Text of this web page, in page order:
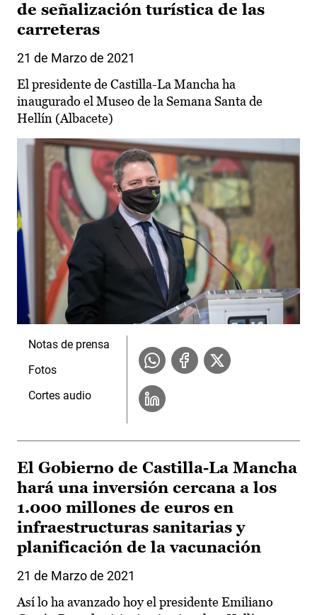
de señalización turística de las
carreteras
21 de Marzo de 2021
El presidente de Castilla-La Mancha ha
inaugurado el Museo de la Semana Santa de
Hellín (Albacete)
Notas de prensa
Fotos
Cortes audio
El Gobierno de Castilla-La Mancha
hará una inversión cercana a los
1.000 millones de euros en
infraestructuras sanitarias y
planificación de la vacunación
21 de Marzo de 2021
Así lo ha avanzado hoy el presidente Emiliano